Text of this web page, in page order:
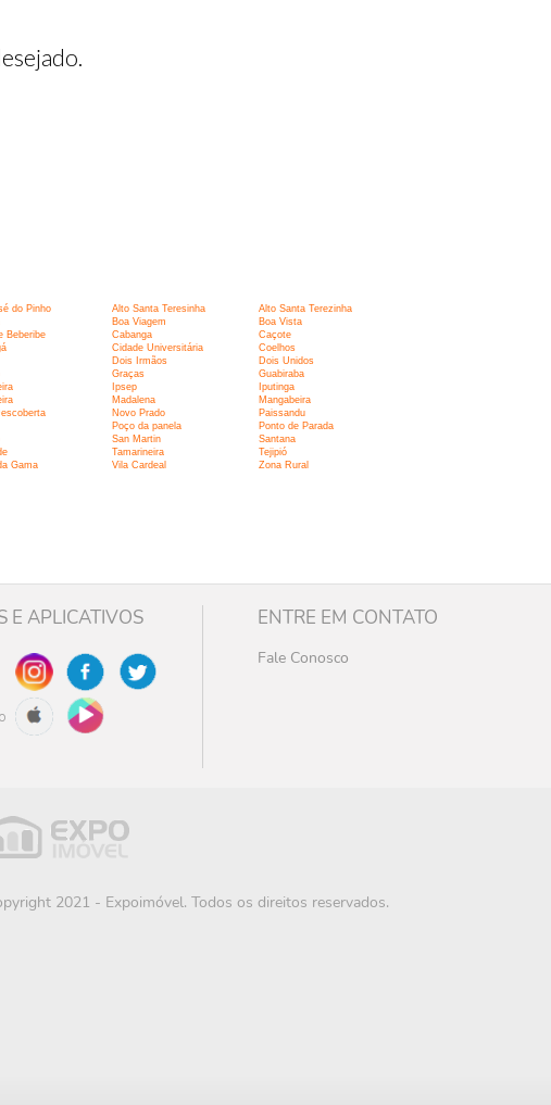
do Pinho Alto Santa Teresinha
Alto Santa Terezinha
Boa Viagem
Boa Vista
Beberibe Cabanga
Caçote
Cidade Universitária
Coelhos
Dois Irmãos
Dois Unidos
Graças
Guabiraba
Ipsep
Iputinga
Madalena
Mangabeira
Novo Prado
Paissandu
Poço da panela
Ponto de Parada
San Martin
Santana
Tamarineira
Tejipió
Gama Vila Cardeal
Zona Rural
E APLICATIVOS ENTRE EM CONTATO
Fale Conosco
2021 - Expoimóvel. Todos os direitos reservados.